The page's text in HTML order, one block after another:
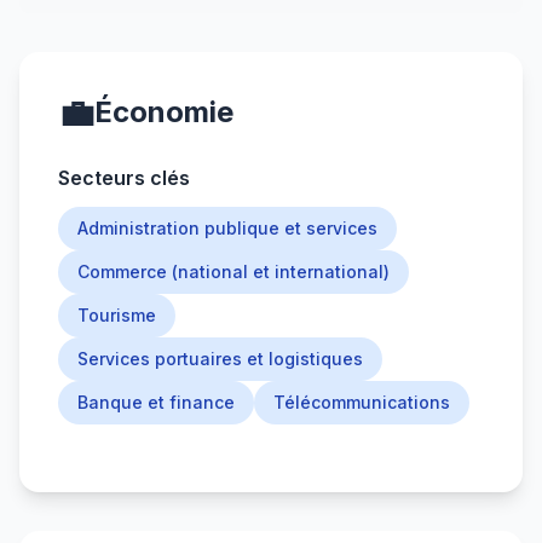
💼Économie
Secteurs clés
Administration publique et services
Commerce (national et international)
Tourisme
Services portuaires et logistiques
Banque et finance Télécommunications